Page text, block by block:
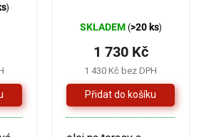
)
hodnocení
produktu
je
4,2
z
SKLADEM (>20 ks)
1 430 Kč bez DPH
1 730 Kč